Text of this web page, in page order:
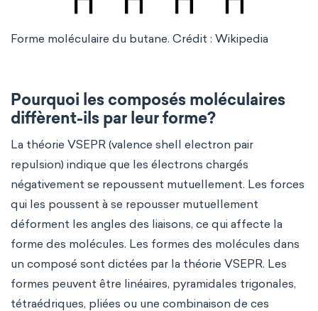
Forme moléculaire du butane. Crédit : Wikipedia
Pourquoi les composés moléculaires
diffèrent-ils par leur forme?
La théorie VSEPR (valence shell electron pair
repulsion) indique que les électrons chargés
négativement se repoussent mutuellement. Les forces
qui les poussent à se repousser mutuellement
déforment les angles des liaisons, ce qui affecte la
forme des molécules. Les formes des molécules dans
un composé sont dictées par la théorie VSEPR. Les
formes peuvent être linéaires, pyramidales trigonales,
tétraédriques, pliées ou une combinaison de ces